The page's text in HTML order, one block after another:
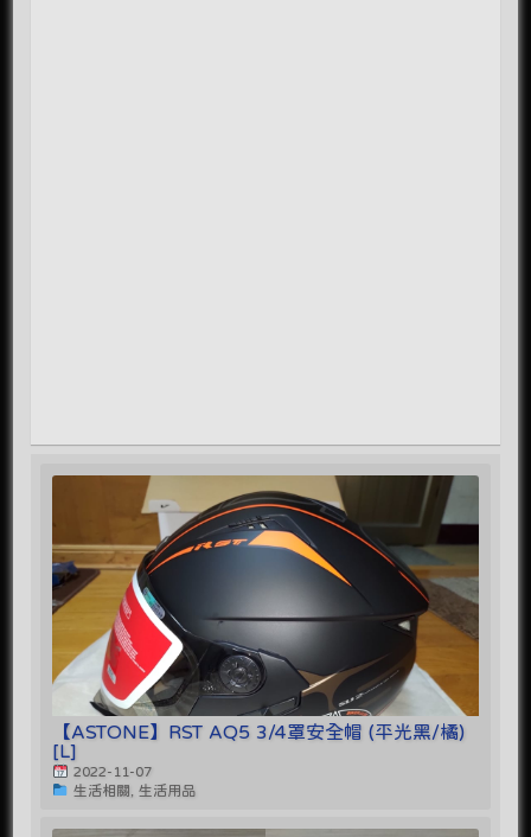
【ASTONE】RST AQ5 3/4罩安全帽 (平光黑/橘)
[L]
2022-11-07
生活相關, 生活用品